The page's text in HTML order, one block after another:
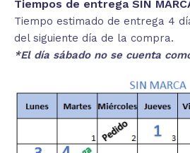
Tiempos de entrega SIN
Tiempo estimado de entrega 4
del siguiente día de la compra.
*El día sábado no se cuenta